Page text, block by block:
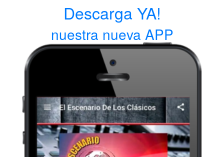
Descarga YA!
nuestra nueva APP